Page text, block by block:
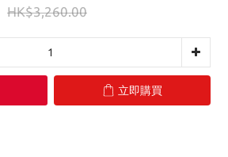
HK$3,260.00
立即購買